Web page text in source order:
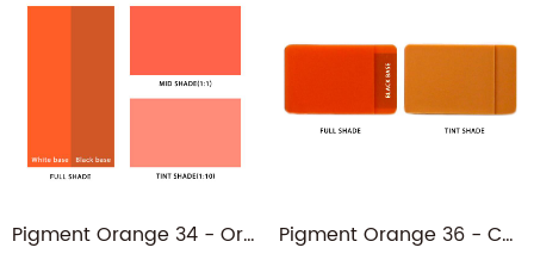
Pigment Orange 34 - Orange permanent opaque PO34 remplace le pigment chromate de plomb Pigment Orange 36 - CAS 12236-62-3 Orange permanent PO36 pour les plastiques